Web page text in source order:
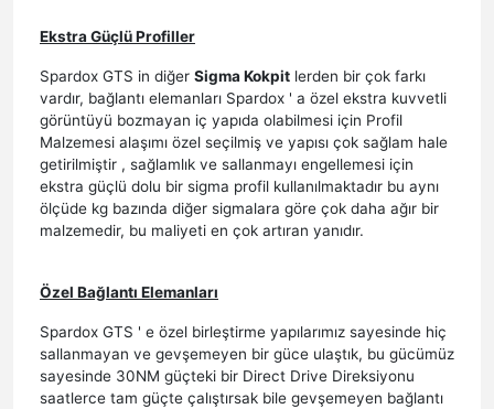
Ekstra Güçlü Profiller
Spardox GTS in diğer Sigma Kokpit lerden bir çok farkı
vardır, bağlantı elemanları Spardox ' a özel ekstra kuvvetli
görüntüyü bozmayan iç yapıda olabilmesi için Profil
Malzemesi alaşımı özel seçilmiş ve yapısı çok sağlam hale
getirilmiştir , sağlamlık ve sallanmayı engellemesi için
ekstra güçlü dolu bir sigma profil kullanılmaktadır bu aynı
ölçüde kg bazında diğer sigmalara göre çok daha ağır bir
malzemedir, bu maliyeti en çok artıran yanıdır.
Özel Bağlantı Elemanları
Spardox GTS ' e özel birleştirme yapılarımız sayesinde hiç
sallanmayan ve gevşemeyen bir güce ulaştık, bu gücümüz
sayesinde 30NM güçteki bir Direct Drive Direksiyonu
saatlerce tam güçte çalıştırsak bile gevşemeyen bağlantı